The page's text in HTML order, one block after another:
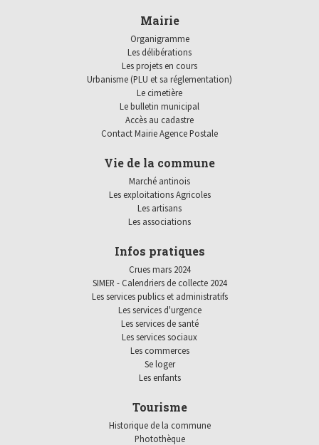
Mairie
Organigramme
Les délibérations
Les projets en cours
Urbanisme (PLU et sa réglementation)
Le cimetière
Le bulletin municipal
Accès au cadastre
Contact Mairie Agence Postale
Vie de la commune
Marché antinois
Les exploitations Agricoles
Les artisans
Les associations
Infos pratiques
Crues mars 2024
SIMER - Calendriers de collecte 2024
Les services publics et administratifs
Les services d'urgence
Les services de santé
Les services sociaux
Les commerces
Se loger
Les enfants
Tourisme
Historique de la commune
Photothèque